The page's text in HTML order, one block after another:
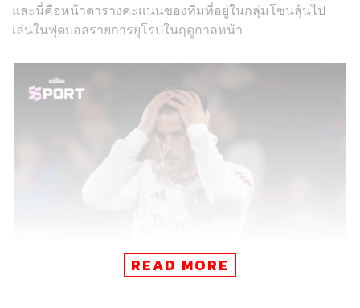
และนี่คือหน้าตารางคะแนนของทีมที่อยู่ในกลุ่มโซนลุ้นไป
เล่นในฟุตบอลรายการยุโรปในฤดูกาลหน้า
READ MORE